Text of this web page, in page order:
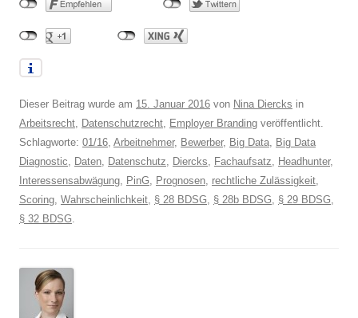
Dieser Beitrag wurde am 15. Januar 2016 von Nina Diercks in
Arbeitsrecht, Datenschutzrecht, Employer Branding veröffentlicht.
Schlagworte: 01/16, Arbeitnehmer, Bewerber, Big Data, Big Data
Diagnostic, Daten, Datenschutz, Diercks, Fachaufsatz, Headhunter,
Interessensabwägung, PinG, Prognosen, rechtliche Zulässigkeit,
Scoring, Wahrscheinlichkeit, § 28 BDSG, § 28b BDSG, § 29 BDSG,
§ 32 BDSG.